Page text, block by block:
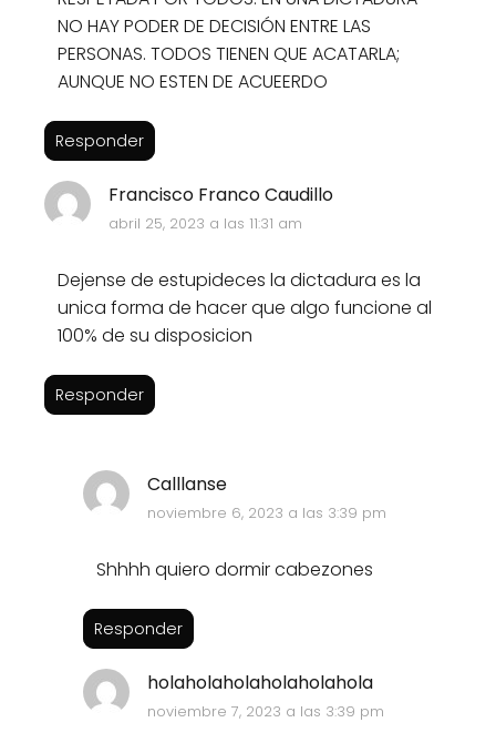
NO HAY PODER DE DECISIÓN ENTRE LAS
PERSONAS. TODOS TIENEN QUE ACATARLA;
AUNQUE NO ESTEN DE ACUEERDO
Responder
Francisco Franco Caudillo
abril 25, 2023 a las 11:31 am
Dejense de estupideces la dictadura es la
unica forma de hacer que algo funcione al
100% de su disposicion
Responder
Calllanse
noviembre 6, 2023 a las 3:39 pm
Shhhh quiero dormir cabezones
Responder
holaholaholaholaholahola
noviembre 7, 2023 a las 3:39 pm